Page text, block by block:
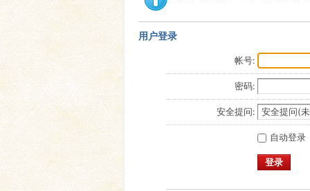
用户登录
帐号:
密码:
安全提问:
自动登录
登录